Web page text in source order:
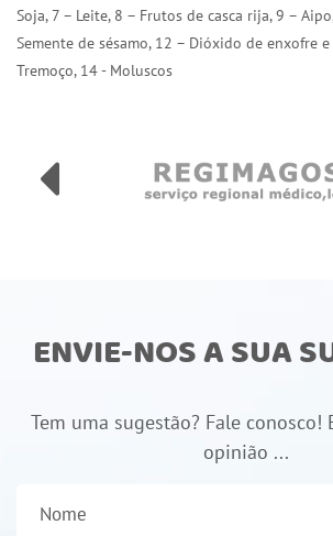
Soja, 7 – Leite, 8 – Frutos de casca rija, 9 –
Semente de sésamo, 12 – Dióxido de enxofre
Tremoço, 14 - Moluscos
ENVIE-NOS A SUA
Tem uma sugestão? Fale conosco!
opinião ...
Nome